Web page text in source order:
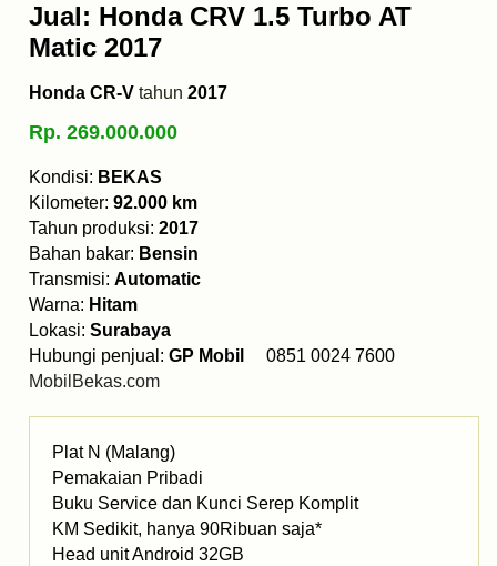
Jual: Honda CRV 1.5 Turbo AT
Matic 2017
Honda CR-V tahun 2017
Rp. 269.000.000
Kondisi: BEKAS
Kilometer: 92.000 km
Tahun produksi: 2017
Bahan bakar: Bensin
Transmisi: Automatic
Warna: Hitam
Lokasi: Surabaya
Hubungi penjual: GP Mobil
0851 0024 7600
MobilBekas.com
Plat N (Malang)
Pemakaian Pribadi
Buku Service dan Kunci Serep Komplit
KM Sedikit, hanya 90Ribuan saja*
Head unit Android 32GB